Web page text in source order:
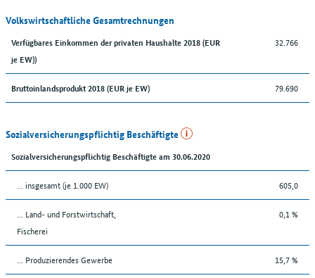
Volkswirtschaftliche Gesamtrechnungen
Verfügbares Einkommen der privaten Haushalte 2018 (EUR
je EW))
32.766
Bruttoinlandsprodukt 2018 (EUR je EW) 79.690
Sozialversicherungspflichtig Beschäftigte
Sozialversicherungspflichtig Beschäftigte am 30.06.2020
... insgesamt (je 1.000 EW) 605,0
... Land- und Forstwirtschaft,
Fischerei
0,1 %
... Produzierendes Gewerbe 15,7 %